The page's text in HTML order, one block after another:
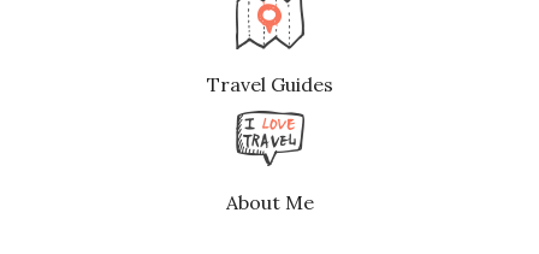
Travel Guides
About Me